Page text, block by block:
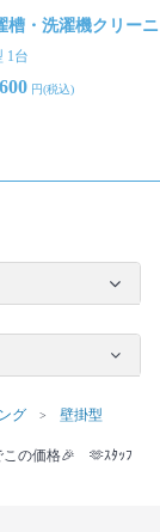
槽・洗濯機クリー
1台
円(税込)
グ
壁掛型
の価格🎉 🫶ｽﾀｯﾌ